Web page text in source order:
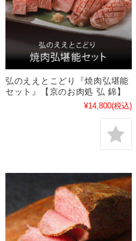
弘のええとこどり『焼肉弘堪能
セット』【京のお肉処 弘 錦】
¥14,800(税込)